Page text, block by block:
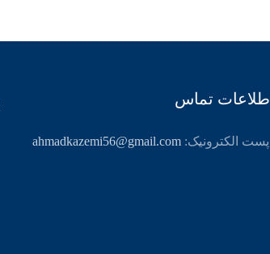
اطلاعات تماس
پست الکترونیک: ahmadkazemi56@gmail.com